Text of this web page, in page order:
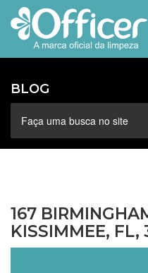
BLOG
167
KISSIMMEE, FL,